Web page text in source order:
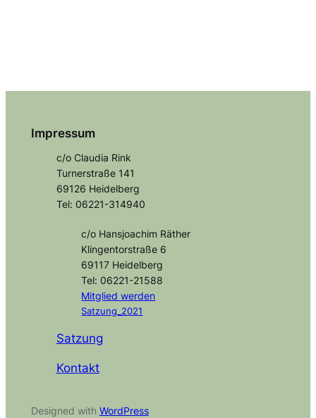
Impressum
c/o Claudia Rink
Turnerstraße 141
69126 Heidelberg
Tel: 06221-314940
c/o Hansjoachim Räther
Klingentorstraße 6
69117 Heidelberg
Tel: 06221-21588
Mitgliedwerden
Satzung_2021
Satzung
Kontakt
Designed with WordPress